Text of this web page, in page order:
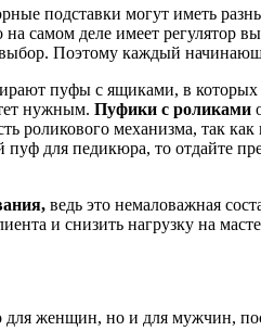
подставки могут иметь
самом деле имеет регулятор
Поэтому каждый
пуфы с ящиками, в
нужным. Пуфики с роликами
роликового механизма, так
для педикюра, то отдайте
ведь это немаловажная
и снизить нагрузку на
женщин, но и для мужчин,